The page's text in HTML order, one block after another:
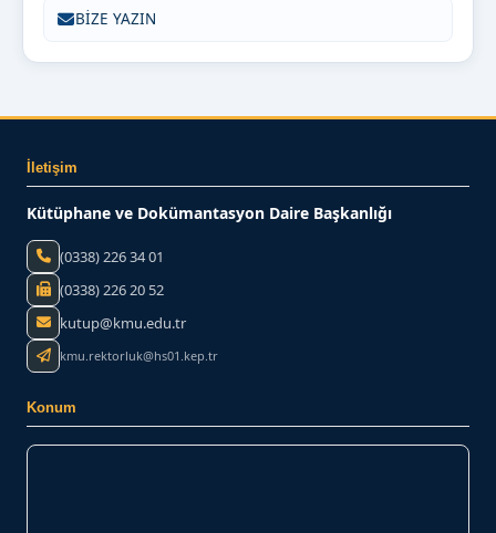
BİZE YAZIN
İletişim
Kütüphane ve Dokümantasyon Daire Başkanlığı
(0338) 226 34 01
(0338) 226 20 52
kutup@kmu.edu.tr
kmu.rektorluk@hs01.kep.tr
Konum